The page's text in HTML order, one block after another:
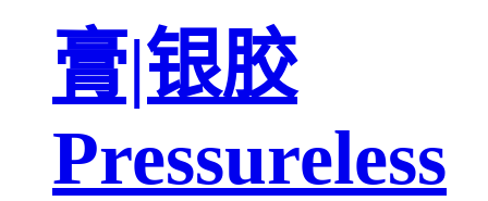
膏|银胶
Pressureless